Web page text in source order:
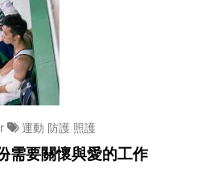
運動 防護 照護
需要關懷與愛的工作